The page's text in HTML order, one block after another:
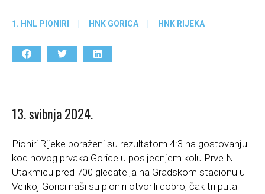
1. HNL PIONIRI | HNK GORICA | HNK RIJEKA
13. svibnja 2024.
Pioniri Rijeke poraženi su rezultatom 4:3 na gostovanju
kod novog prvaka Gorice u posljednjem kolu Prve NL.
Utakmicu pred 700 gledatelja na Gradskom stadionu u
Velikoj Gorici naši su pioniri otvorili dobro, čak tri puta